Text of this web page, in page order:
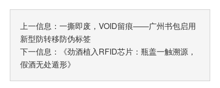
上一信息： 一撕即废，VOID留痕——广州书包启用
新型防转移防伪标签
下一信息：
《劲酒植入RFID芯片：瓶盖一触溯源，
假酒无处遁形》